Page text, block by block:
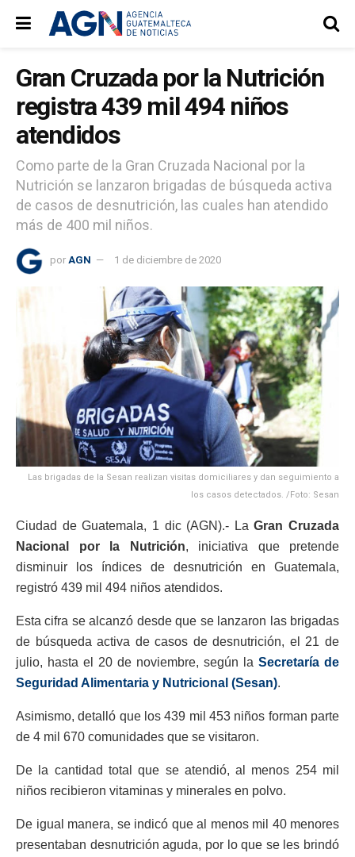
Gran Cruzada por la Nutrición
registra 439 mil 494 niños
atendidos
Como parte de la Gran Cruzada Nacional por la
Nutrición se lanzaron brigadas de búsqueda activa
de casos de desnutrición, las cuales han atendido
más de 400 mil niños.
por AGN 1 de diciembre de 2020
Las brigadas de la Sesan realizan visitas domiciliares y dan seguimiento a
los casos detectados. /Foto: Sesan
Ciudad de Guatemala, 1 dic (AGN).- LaGran Cruzada
Nacional por la Nutrición, iniciativa que pretende
disminuir los índices de desnutrición en Guatemala,
registró 439 mil 494 niños atendidos.
Esta cifra se alcanzó desde que se lanzaron las brigadas
de búsqueda activa de casos de desnutrición, el 21 de
julio, hasta el 20 de noviembre, según la Secretaría de
Seguridad Alimentaria y Nutricional (Sesan).
Asimismo, detalló que los 439 mil 453 niños forman parte
de 4 mil 670 comunidades que se visitaron.
De la cantidad total que se atendió, al menos 254 mil
niños recibieron vitaminas y minerales en polvo.
De igual manera, se indicó que al menos mil 40 menores
presentaban desnutrición aguda, por lo que se les brindó